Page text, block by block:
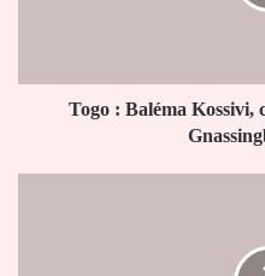
Gnassingbé
Togo : Baléma Kossivi,